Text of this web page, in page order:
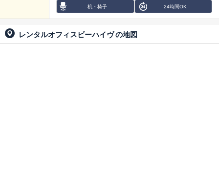
机・椅子 24時間OK
レンタルオフィスビーハイヴの地図